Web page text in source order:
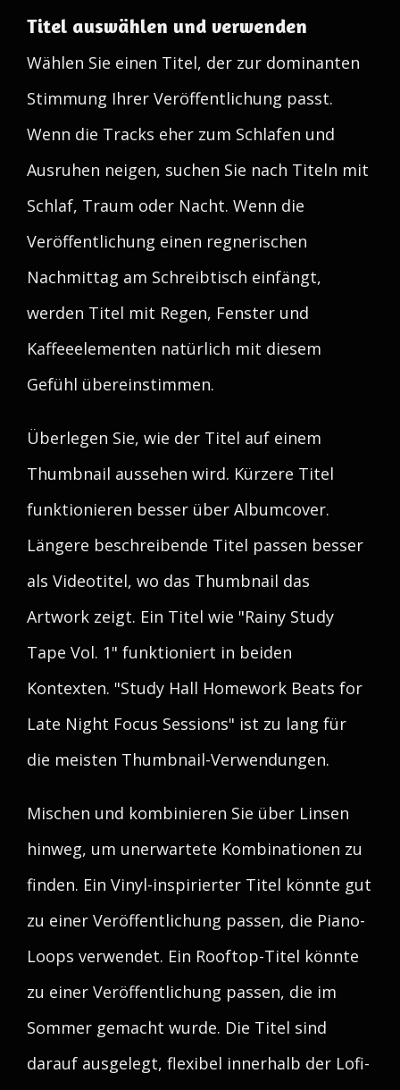
Titel auswählen und verwenden
Wählen Sie einen Titel, der zur dominanten
Stimmung Ihrer Veröffentlichung passt.
Wenn die Tracks eher zum Schlafen und
Ausruhen neigen, suchen Sie nach Titeln mit
Schlaf, Traum oder Nacht. Wenn die
Veröffentlichung einen regnerischen
Nachmittag am Schreibtisch einfängt,
werden Titel mit Regen, Fenster und
Kaffeeelementen natürlich mit diesem
Gefühl übereinstimmen.
Überlegen Sie, wie der Titel auf einem
Thumbnail aussehen wird. Kürzere Titel
funktionieren besser über Albumcover.
Längere beschreibende Titel passen besser
als Videotitel, wo das Thumbnail das
Artwork zeigt. Ein Titel wie "Rainy Study
Tape Vol. 1" funktioniert in beiden
Kontexten. "Study Hall Homework Beats for
Late Night Focus Sessions" ist zu lang für
die meisten Thumbnail-Verwendungen.
Mischen und kombinieren Sie über Linsen
hinweg, um unerwartete Kombinationen zu
finden. Ein Vinyl-inspirierter Titel könnte gut
zu einer Veröffentlichung passen, die Piano-
Loops verwendet. Ein Rooftop-Titel könnte
zu einer Veröffentlichung passen, die im
Sommer gemacht wurde. Die Titel sind
darauf ausgelegt, flexibel innerhalb der Lofi-